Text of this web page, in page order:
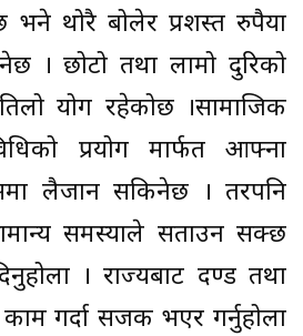
थोरै बोलेर प्रशस्त रुपैया
। छोटो तथा लामो दुरिको
योग रहेकोछ ।सामाजिक
प्रयोग मार्फत आफ्ना
लैजान सकिनेछ । तरपनि
समस्याले सताउन सक्छ
। राज्यबाट दण्ड तथा
गर्दा सजक भएर गर्नुहोला